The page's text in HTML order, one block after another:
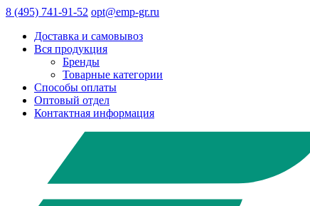
8 (495) 741-91-52 opt@emp-gr.ru
Доставка и самовывоз
Вся продукция
Бренды
Товарные категории
Способы оплаты
Оптовый отдел
Контактная информация